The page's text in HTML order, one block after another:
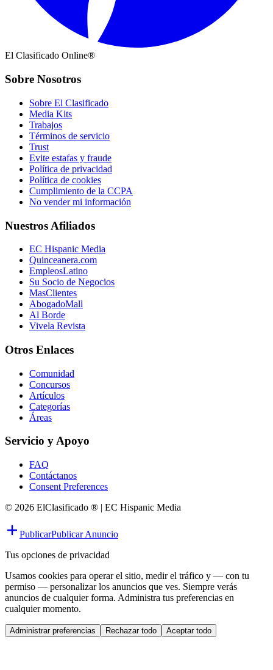
El Clasificado Online®
Sobre Nosotros
Sobre El Clasificado
Media Kits
Trabajos
Términos de servicio
Trust
Evite estafas y fraude
Política de privacidad
Política de cookies
Cumplimiento de la CCPA
No vender mi información
Nuestros Afiliados
EC Hispanic Media
Quinceanera.com
EmpleosLatino
Su Socio de Negocios
MasClientes
AbogadoMall
Al Borde
Vivela Revista
Otros Enlaces
Comunidad
Concursos
Artículos
Categorías
Áreas
Servicio y Apoyo
FAQ
Contáctanos
Consent Preferences
© 2026 ElClasificado ® | EC Hispanic Media
PublicarPublicar Anuncio
Tus opciones de privacidad
Usamos cookies para operar el sitio, medir el tráfico y — con tu
permiso — personalizar los anuncios que ves. Siempre verás
anuncios de cualquier forma. Administra tus preferencias en
cualquier momento.
Administrar preferencias Rechazar todo Aceptar todo